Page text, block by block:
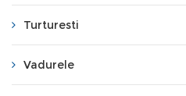
Turturesti
Vadurele